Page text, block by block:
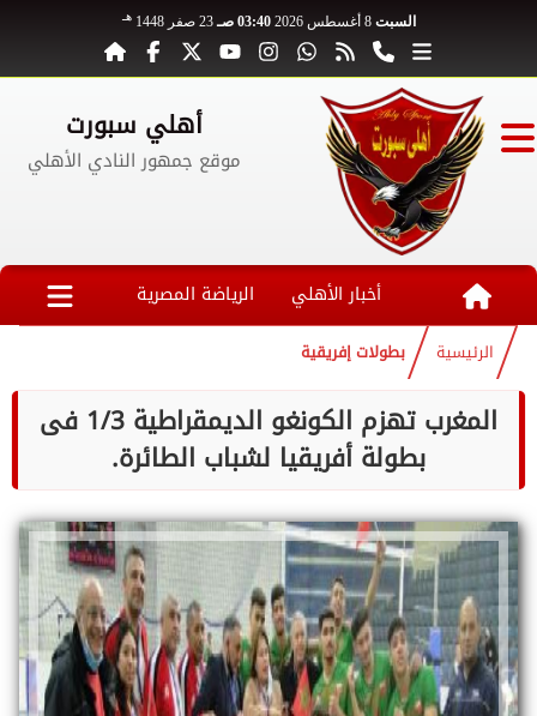
السبت 8 أغسطس 2026 03:40 صـ 23 صفر 1448 هـ
أهلي سبورت
موقع جمهور النادي الأهلي
أخبار الأهلي الرياضة المصرية
الرئيسية بطولات إفريقية
المغرب تهزم الكونغو الديمقراطية 1/3 فى
بطولة أفريقيا لشباب الطائرة.